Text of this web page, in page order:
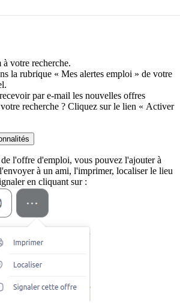
votre recherche.
la rubrique « Mes alertes emploi » de votre
par e-mail les nouvelles offres
recherche ? Cliquez sur le lien « Activer
l'offre d'emploi, vous pouvez l'ajouter à
à un ami, l'imprimer, localiser le lieu
en cliquant sur :